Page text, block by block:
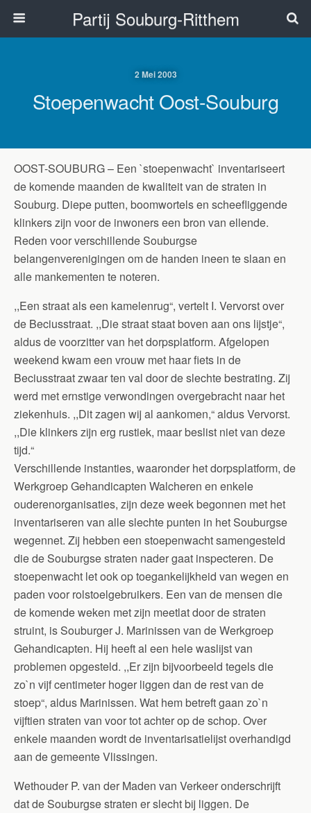
Partij Souburg-Ritthem
2 Mei 2003
Stoepenwacht Oost-Souburg
OOST-SOUBURG – Een `stoepenwacht` inventariseert
de komende maanden de kwaliteit van de straten in
Souburg. Diepe putten, boomwortels en scheefliggende
klinkers zijn voor de inwoners een bron van ellende.
Reden voor verschillende Souburgse
belangenverenigingen om de handen ineen te slaan en
alle mankementen te noteren.
,,Een straat als een kamelenrug“, vertelt I. Vervorst over
de Beciusstraat. ,,Die straat staat boven aan ons lijstje“,
aldus de voorzitter van het dorpsplatform. Afgelopen
weekend kwam een vrouw met haar fiets in de
Beciusstraat zwaar ten val door de slechte bestrating. Zij
werd met ernstige verwondingen overgebracht naar het
ziekenhuis. ,,Dit zagen wij al aankomen,“ aldus Vervorst.
,,Die klinkers zijn erg rustiek, maar beslist niet van deze
tijd.“
Verschillende instanties, waaronder het dorpsplatform, de
Werkgroep Gehandicapten Walcheren en enkele
ouderenorganisaties, zijn deze week begonnen met het
inventariseren van alle slechte punten in het Souburgse
wegennet. Zij hebben een stoepenwacht samengesteld
die de Souburgse straten nader gaat inspecteren. De
stoepenwacht let ook op toegankelijkheid van wegen en
paden voor rolstoelgebruikers. Een van de mensen die
de komende weken met zijn meetlat door de straten
struint, is Souburger J. Marinissen van de Werkgroep
Gehandicapten. Hij heeft al een hele waslijst van
problemen opgesteld. ,,Er zijn bijvoorbeeld tegels die
zo`n vijf centimeter hoger liggen dan de rest van de
stoep“, aldus Marinissen. Wat hem betreft gaan zo`n
vijftien straten van voor tot achter op de schop. Over
enkele maanden wordt de inventarisatielijst overhandigd
aan de gemeente Vlissingen.
Wethouder P. van der Maden van Verkeer onderschrijft
dat de Souburgse straten er slecht bij liggen. De